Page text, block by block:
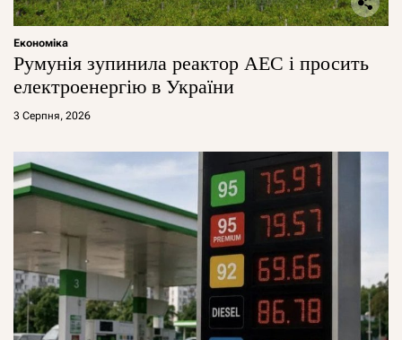
Економіка
Румунія зупинила реактор АЕС і просить
електроенергію в України
3 Серпня, 2026